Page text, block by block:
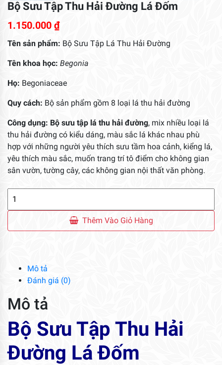
Bộ Sưu Tập Thu Hải Đường Lá Đốm
1.150.000 ₫
Tên sản phẩm: Bộ Sưu Tập Lá Thu Hải Đường
Tên khoa học: Begonia
Họ: Begoniaceae
Quy cách: Bộ sản phẩm gồm 8 loại lá thu hải đường
Công dụng: Bộ sưu tập lá thu hải đường, mix nhiều loại lá
thu hải đường có kiểu dáng, màu sắc lá khác nhau phù
hợp với những người yêu thích sưu tầm hoa cảnh, kiểng lá,
yêu thích màu sắc, muốn trang trí tô điểm cho không gian
sân vườn, tường cây, các không gian nội thất văn phòng.
Thu
lượng
Thêm Vào Giỏ Hàng
Mô tả
Đánh giá (0)
Mô tả
Bộ Sưu Tập Thu Hải
Đường Lá Đốm